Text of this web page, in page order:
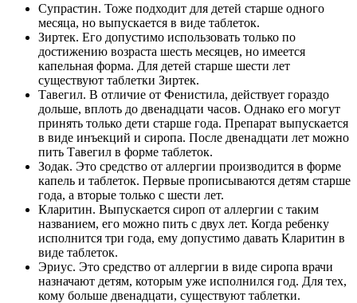
Супрастин. Тоже подходит для детей старше одного
месяца, но выпускается в виде таблеток.
Зиртек. Его допустимо использовать только по
достижению возраста шесть месяцев, но имеется
капельная форма. Для детей старше шести лет
существуют таблетки Зиртек.
Тавегил. В отличие от Фенистила, действует гораздо
дольше, вплоть до двенадцати часов. Однако его могут
принять только дети старше года. Препарат выпускается
в виде инъекций и сиропа. После двенадцати лет можно
пить Тавегил в форме таблеток.
Зодак. Это средство от аллергии производится в форме
капель и таблеток. Первые прописываются детям старше
года, а вторые только с шести лет.
Кларитин. Выпускается сироп от аллергии с таким
названием, его можно пить с двух лет. Когда ребенку
исполнится три года, ему допустимо давать Кларитин в
виде таблеток.
Эриус. Это средство от аллергии в виде сиропа врачи
назначают детям, которым уже исполнился год. Для тех,
кому больше двенадцати, существуют таблетки.